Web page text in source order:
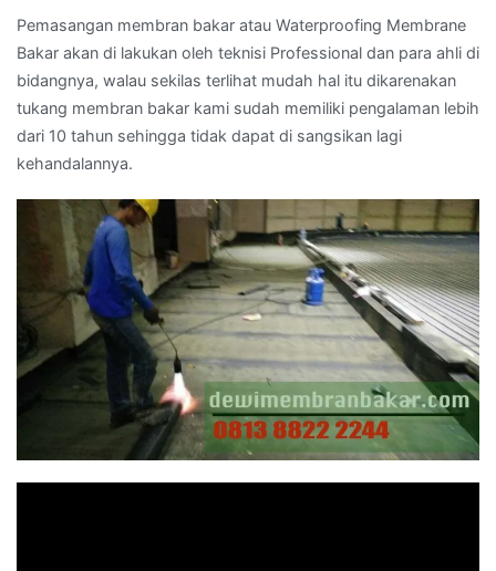
Pemasangan membran bakar atau Waterproofing Membrane
Bakar akan di lakukan oleh teknisi Professional dan para ahli di
bidangnya, walau sekilas terlihat mudah hal itu dikarenakan
tukang membran bakar kami sudah memiliki pengalaman lebih
dari 10 tahun sehingga tidak dapat di sangsikan lagi
kehandalannya.